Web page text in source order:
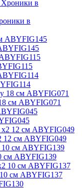
в
см ABYFIG071
12 см ABYFIG049
см ABYFIG139
см ABYFIG137